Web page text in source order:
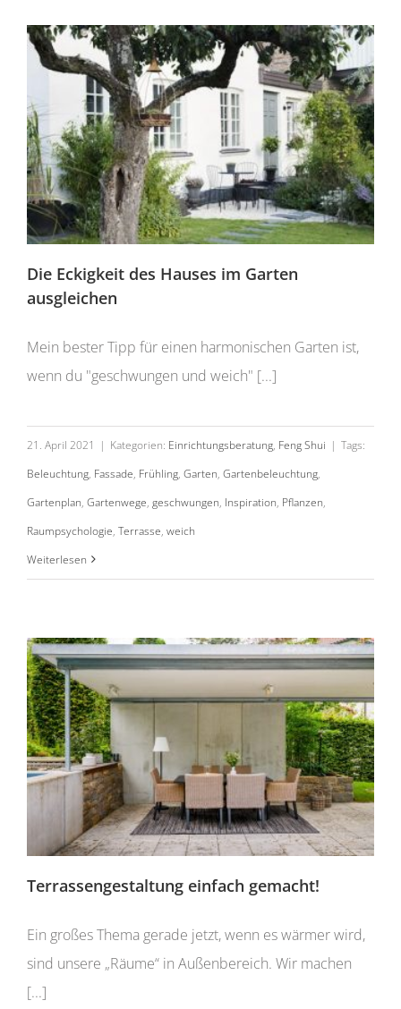
Die Eckigkeit des Hauses im Garten
ausgleichen
Mein bester Tipp für einen harmonischen Garten ist,
wenn du "geschwungen und weich" [...]
21. April 2021 | Kategorien: Einrichtungsberatung, Feng Shui | Tags:
Beleuchtung, Fassade, Frühling, Garten, Gartenbeleuchtung,
Gartenplan, Gartenwege, geschwungen, Inspiration, Pflanzen,
Raumpsychologie, Terrasse, weich
Weiterlesen
Terrassengestaltung einfach gemacht!
Ein großes Thema gerade jetzt, wenn es wärmer wird,
sind unsere „Räume“ in Außenbereich. Wir machen
[...]